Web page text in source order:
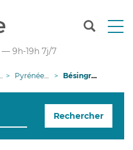
T
n
g
— 9h-19h 7j/7
Pyrénées-Atlantiques Bésingrand
Rechercher